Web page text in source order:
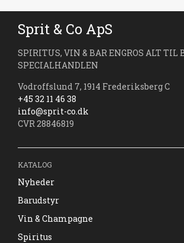
Sprit & Co ApS
SPIRITUS, VIN & BAR ENGROS ALT TIL
SPECIALHANDLEN
Vodroffslund 7, 1914 Frederiksberg C
+45 32 11 46 38
info@sprit-co.dk
CVR 28846819
KATALOG
Nyheder
Barudstyr
Vin & Champagne
Spiritus